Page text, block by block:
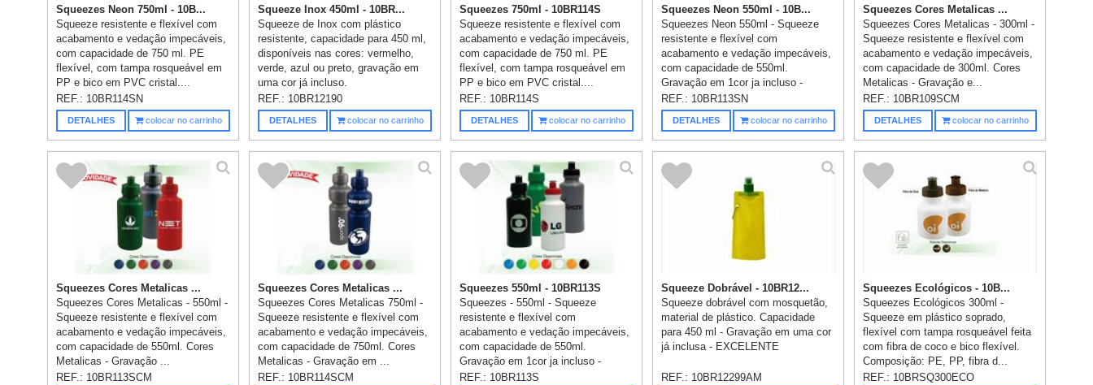
Squeezes Neon 750ml - 10B...
Squeeze resistente e flexível com
acabamento e vedação impecáveis,
com capacidade de 750 ml. PE
flexível, com tampa rosqueável em
PP e bico em PVC cristal....
REF.: 10BR114SN
DETALHES colocar no carrinho
Squeeze Inox 450ml - 10BR...
Squeeze de Inox com plástico
resistente, capacidade para 450 ml,
disponíveis nas cores: vermelho,
verde, azul ou preto, gravação em
uma cor já incluso.
REF.: 10BR12190
DETALHES colocar no carrinho
Squeezes 750ml - 10BR114S
Squeeze resistente e flexível com
acabamento e vedação impecáveis,
com capacidade de 750 ml. PE
flexível, com tampa rosqueável em
PP e bico em PVC cristal....
REF.: 10BR114S
DETALHES colocar no carrinho
Squeezes Neon 550ml - 10B...
Squeezes Neon 550ml - Squeeze
resistente e flexível com
acabamento e vedação impecáveis,
com capacidade de 550ml.
Gravação em 1cor ja incluso -
Consultar a...
REF.: 10BR113SN
DETALHES colocar no carrinho
Squeezes Cores Metalicas ...
Squeezes Cores Metalicas - 300ml -
Squeeze resistente e flexível com
acabamento e vedação impecáveis,
com capacidade de 300ml. Cores
Metalicas - Gravação e...
REF.: 10BR109SCM
DETALHES colocar no carrinho
Squeezes Cores Metalicas ...
Squeezes Cores Metalicas - 550ml -
Squeeze resistente e flexível com
acabamento e vedação impecáveis,
com capacidade de 550ml. Cores
Metalicas - Gravação ...
REF.: 10BR113SCM
Squeezes Cores Metalicas ...
Squeezes Cores Metalicas 750ml -
Squeeze resistente e flexível com
acabamento e vedação impecáveis,
com capacidade de 750ml. Cores
Metalicas - Gravação em ...
REF.: 10BR114SCM
Squeezes 550ml - 10BR113S
Squeezes - 550ml - Squeeze
resistente e flexível com
acabamento e vedação impecáveis,
com capacidade de 550ml.
Gravação em 1cor ja incluso -
Consultar as ...
REF.: 10BR113S
Squeeze Dobrável - 10BR12...
Squeeze dobrável com mosquetão,
material de plástico. Capacidade
para 450 ml - Gravação em uma cor
já inclusa - EXCELENTE
REF.: 10BR12299AM
Squeezes Ecológicos - 10B...
Squeezes Ecológicos 300ml -
Squeeze em plástico soprado,
flexível com tampa rosqueável feita
com fibra de coco e bico flexível.
Composição: PE, PP, fibra d...
REF.: 10BRSQ300ECO